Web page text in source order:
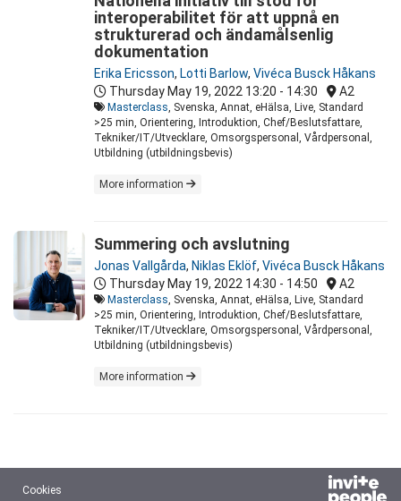
interoperabilitet för att uppnå en
strukturerad och ändamålsenlig
dokumentation
Erika Ericsson, Lotti Barlow, Vivéca Busck Håkans
Thursday May 19, 2022 13:20 - 14:30 A2
Masterclass, Svenska, Annat, eHälsa, Live, Standard
>25 min, Orientering, Introduktion, Chef/Beslutsfattare,
Tekniker/IT/Utvecklare, Omsorgspersonal, Vårdpersonal,
Utbildning (utbildningsbevis)
More information
Summering och avslutning
Jonas Vallgårda, Niklas Eklöf, Vivéca Busck Håkans
Thursday May 19, 2022 14:30 - 14:50 A2
Masterclass, Svenska, Annat, eHälsa, Live, Standard
>25 min, Orientering, Introduktion, Chef/Beslutsfattare,
Tekniker/IT/Utvecklare, Omsorgspersonal, Vårdpersonal,
Utbildning (utbildningsbevis)
More information
Cookies